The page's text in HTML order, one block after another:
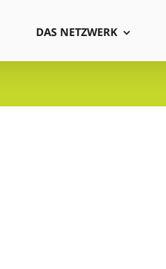
DAS NETZWERK